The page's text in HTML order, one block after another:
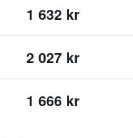
1 632 kr
2 027 kr
1 666 kr